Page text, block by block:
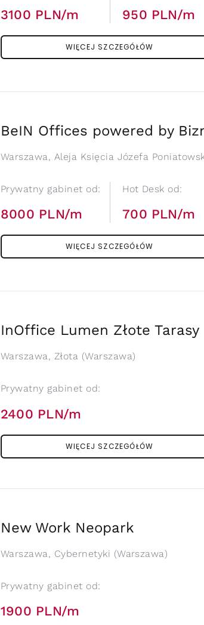
3100 PLN/m 950 PLN/m
WIĘCEJ SZCZEGÓŁÓW
BeIN Offices powered by
Warszawa, Aleja Księcia Józefa
Prywatny gabinet od:
8000 PLN/m
Hot Desk od:
700 PLN/m
WIĘCEJ SZCZEGÓŁÓW
InOffice Lumen Złote Tarasy
Warszawa, Złota (Warszawa)
Prywatny gabinet od:
2400 PLN/m
WIĘCEJ SZCZEGÓŁÓW
New Work Neopark
Warszawa, Cybernetyki (Warszawa)
Prywatny gabinet od:
1900 PLN/m